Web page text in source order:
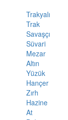
Trakyalı
Trak
Savaşçı
Süvari
Mezar
Altın
Yüzük
Hançer
Zırh
Hazine
At